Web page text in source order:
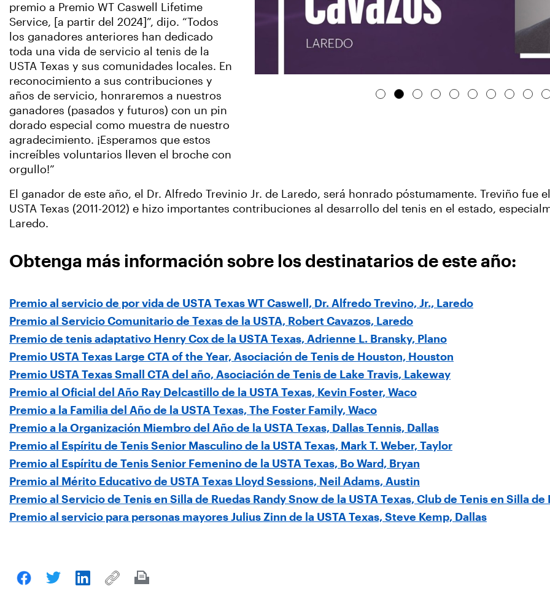
premio a Premio WT Caswell Lifetime
Service, [a partir del 2024]”, dijo. “Todos
los ganadores anteriores han dedicado
toda una vida de servicio al tenis de la
USTA Texas y sus comunidades locales. En
reconocimiento a sus contribuciones y
años de servicio, honraremos a nuestros
ganadores (pasados y futuros) con un pin
dorado especial como muestra de nuestro
agradecimiento. ¡Esperamos que estos
increíbles voluntarios lleven el broche con
orgullo!”
El ganador de este año, el Dr. Alfredo Trevinio Jr. de Laredo, será honrado póstumamente. Treviño fue
USTA Texas (2011-2012) e hizo importantes contribuciones al desarrollo del tenis en el estado,
Laredo.
Obtenga más información sobre los destinatarios de este año:
Premio al servicio de por vida de USTA Texas WT Caswell, Dr. Alfredo Trevino, Jr., Laredo
Premio al Servicio Comunitario de Texas de la USTA, Robert Cavazos, Laredo
Premio de tenis adaptativo Henry Cox de la USTA Texas, Adrienne L. Bransky, Plano
Premio USTA Texas Large CTA of the Year, Asociación de Tenis de Houston, Houston
Premio USTA Texas Small CTA del año, Asociación de Tenis de Lake Travis, Lakeway
Premio al Oficial del Año Ray Delcastillo de la USTA Texas, Kevin Foster, Waco
Premio a la Familia del Año de la USTA Texas, The Foster Family, Waco
Premio a la Organización Miembro del Año de la USTA Texas, Dallas Tennis, Dallas
Premio al Espíritu de Tenis Senior Masculino de la USTA Texas, Mark T. Weber, Taylor
Premio al Espíritu de Tenis Senior Femenino de la USTA Texas, Bo Ward, Bryan
Premio al Mérito Educativo de USTA Texas Lloyd Sessions, Neil Adams, Austin
Premio al Servicio de Tenis en Silla de Ruedas Randy Snow de la USTA Texas, Club de Tenis en Silla de
Premio al servicio para personas mayores Julius Zinn de la USTA Texas, Steve Kemp, Dallas